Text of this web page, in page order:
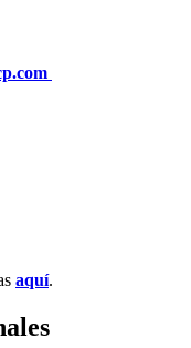
aquí.